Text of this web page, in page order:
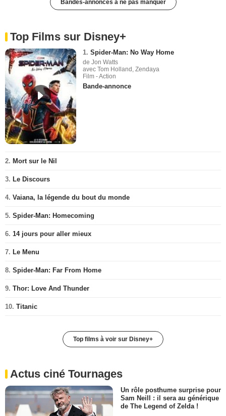
Bandes-annonces à ne pas manquer
Top Films sur Disney+
1. Spider-Man: No Way Home
de Jon Watts
avec Tom Holland, Zendaya
Film - Action
Bande-annonce
2. Mort sur le Nil
3. Le Discours
4. Vaiana, la légende du bout du monde
5. Spider-Man: Homecoming
6. 14 jours pour aller mieux
7. Le Menu
8. Spider-Man: Far From Home
9. Thor: Love And Thunder
10. Titanic
Top films à voir sur Disney+
Actus ciné Tournages
Un rôle posthume surprise pour
Sam Neill : il sera au générique
de The Legend of Zelda !